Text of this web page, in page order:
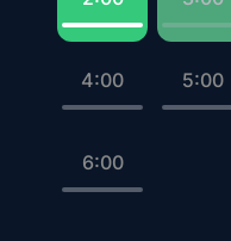
4:00 5:00
6:00